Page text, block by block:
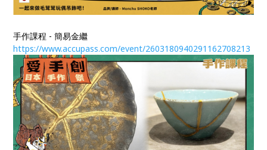
手作課程 - 簡易金繼
https://www.accupass.com/event/2603180940291162708213